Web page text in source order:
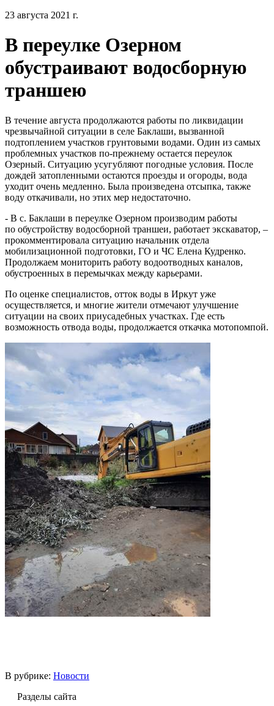
23 августа 2021 г.
В переулке Озерном
обустраивают водосборную
траншею
В течение августа продолжаются работы по ликвидации
чрезвычайной ситуации в селе Баклаши, вызванной
подтоплением участков грунтовыми водами. Один из самых
проблемных участков по-прежнему остается переулок
Озерный. Ситуацию усугубляют погодные условия. После
дождей затопленными остаются проезды и огороды, вода
уходит очень медленно. Была произведена отсыпка, также
воду откачивали, но этих мер недостаточно.
- В c. Баклаши в переулке Озерном производим работы
по обустройству водосборной траншеи, работает экскаватор, –
прокомментировала ситуацию начальник отдела
мобилизационной подготовки, ГО и ЧС Елена Кудренко.
Продолжаем мониторить работу водоотводных каналов,
обустроенных в перемычках между карьерами.
По оценке специалистов, отток воды в Иркут уже
осуществляется, и многие жители отмечают улучшение
ситуации на своих приусадебных участках. Где есть
возможность отвода воды, продолжается откачка мотопомпой.
В рубрике: Новости
Разделы сайта